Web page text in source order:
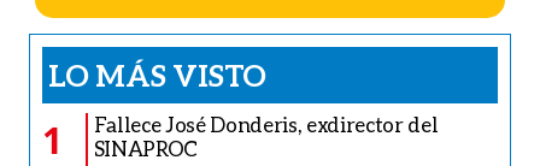
LO MÁS VISTO
1
Fallece José Donderis, exdirector del
SINAPROC